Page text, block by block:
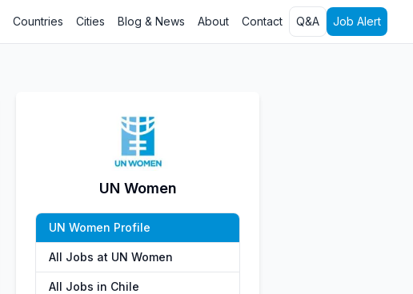
Countries Cities Blog & News About Contact Q&A Job Alert
UN Women
UN Women Profile
All Jobs at UN Women
All Jobs in Chile